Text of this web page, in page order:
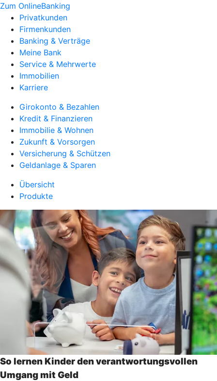
Zum OnlineBanking
Privatkunden
Firmenkunden
Banking & Verträge
Meine Bank
Service & Mehrwerte
Immobilien
Karriere
Girokonto & Bezahlen
Kredit & Finanzieren
Immobilie & Wohnen
Zukunft & Vorsorgen
Versicherung & Schützen
Geldanlage & Sparen
Übersicht
Produkte
So lernen Kinder den verantwortungsvollen
Umgang mit Geld